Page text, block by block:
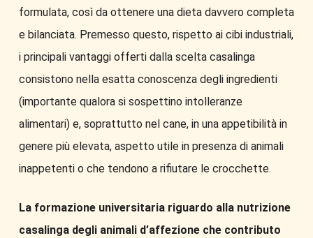
formulata, così da ottenere una dieta davvero completa
e bilanciata. Premesso questo, rispetto ai cibi industriali,
i principali vantaggi offerti dalla scelta casalinga
consistono nella esatta conoscenza degli ingredienti
(importante qualora si sospettino intolleranze
alimentari) e, soprattutto nel cane, in una appetibilità in
genere più elevata, aspetto utile in presenza di animali
inappetenti o che tendono a rifiutare le crocchette.
La formazione universitaria riguardo alla nutrizione
casalinga degli animali d’affezione che contributo